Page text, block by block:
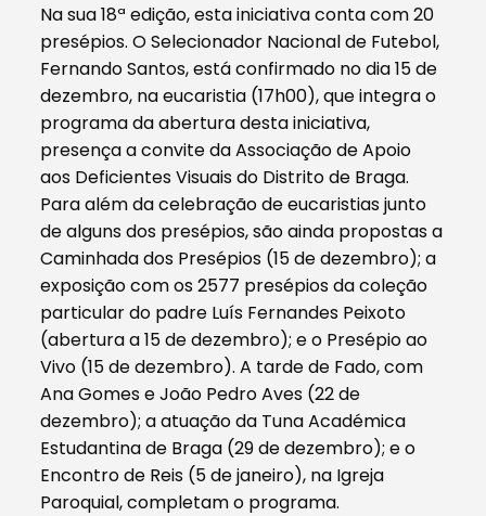
Na sua 18ª edição, esta iniciativa conta com 20
presépios. O Selecionador Nacional de Futebol,
Fernando Santos, está confirmado no dia 15 de
dezembro, na eucaristia (17h00), que integra o
programa da abertura desta iniciativa,
presença a convite da Associação de Apoio
aos Deficientes Visuais do Distrito de Braga.
Para além da celebração de eucaristias junto
de alguns dos presépios, são ainda propostas a
Caminhada dos Presépios (15 de dezembro); a
exposição com os 2577 presépios da coleção
particular do padre Luís Fernandes Peixoto
(abertura a 15 de dezembro); e o Presépio ao
Vivo (15 de dezembro). A tarde de Fado, com
Ana Gomes e João Pedro Aves (22 de
dezembro); a atuação da Tuna Académica
Estudantina de Braga (29 de dezembro); e o
Encontro de Reis (5 de janeiro), na Igreja
Paroquial, completam o programa.